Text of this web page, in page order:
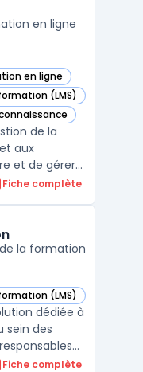
en ligne
en ligne
(LMS)
de la
aux
et de gérer
Avec des
sur la
Fiche complète
la formation
(LMS)
catégorie
dédiée à
sein des
suivre et
Fiche complète